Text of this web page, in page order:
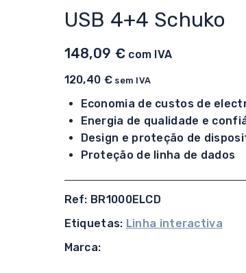
USB 4+4 Schuko
148,09 €com IVA
120,40 €sem IVA
Economia de custos de
Energia de qualidade e
Design e proteção de
Proteção de linha de dados
Ref: BR1000ELCD
Etiquetas: Linha interactiva
Marca: